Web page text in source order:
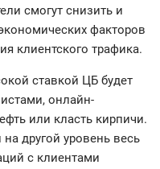
смогут снизить и
факторов
клиентского трафика.
ставкой ЦБ будет
онлайн-
или класть кирпичи.
другой уровень весь
с клиентами